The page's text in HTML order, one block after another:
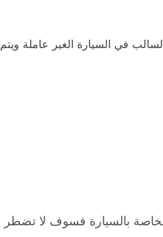
في السيارة الغير عاملة
بالسيارة فسوف لا